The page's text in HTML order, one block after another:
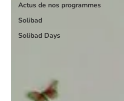
Actus de nos programmes
Solibad
Solibad Days